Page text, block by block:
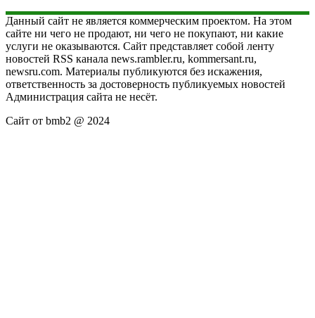
Данный сайт не является коммерческим проектом. На этом
сайте ни чего не продают, ни чего не покупают, ни какие
услуги не оказываются. Сайт представляет собой ленту
новостей RSS канала news.rambler.ru, kommersant.ru,
newsru.com. Материалы публикуются без искажения,
ответственность за достоверность публикуемых новостей
Администрация сайта не несёт.
Сайт от bmb2 @ 2024